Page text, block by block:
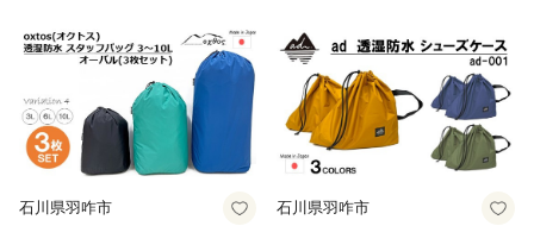
石川県羽咋市 石川県羽咋市